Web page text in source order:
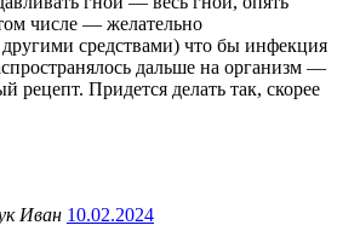
числе — желательно
средствами) что бы инфекция
дальше на организм —
рецепт. Придется делать так, скорее
Иван 10.02.2024